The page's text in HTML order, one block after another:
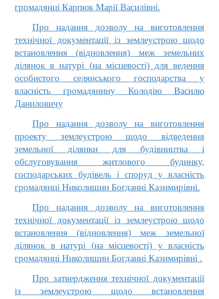
громадянці Карпюк Марії Василівні.
Про надання дозволу на виготовлення
технічної документації із землеустрою щодо
встановлення (відновлення) меж земельних
ділянок в натурі (на місцевості) для ведення
особистого селянського господарства у
власність громадянину Колодію Василю
Даниловичу
Про надання дозволу на виготовлення
проекту землеустрою щодо відведення
земельної ділянки для будівництва і
обслуговування житлового будинку,
господарських будівель і споруд у власність
громадянці Николишин Богданні Казимирівні.
Про надання дозволу на виготовлення
технічної документації із землеустрою щодо
встановлення (відновлення) меж земельної
ділянок в натурі (на місцевості) у власність
громадянці Николишин Богданні Казимирівні .
Про затвердження технічної документації
із землеустрою щодо встановлення